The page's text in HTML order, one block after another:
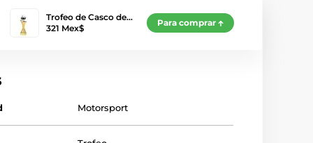
Trofeo de Casco de…
321 Mex$
Para comprar
Motorsport